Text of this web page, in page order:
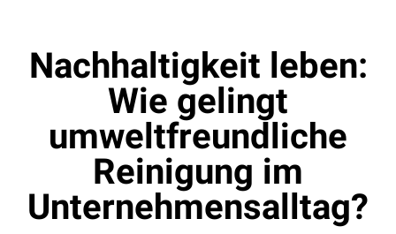
Nachhaltigkeit leben:
Wie gelingt
umweltfreundliche
Reinigung im
Unternehmensalltag?